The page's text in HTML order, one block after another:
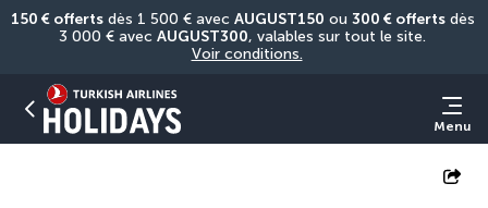
150 € offerts dès 1 500 € avec AUGUST150 ou 300 € offerts dès
3 000 € avec AUGUST300
Voir conditions.
Menu